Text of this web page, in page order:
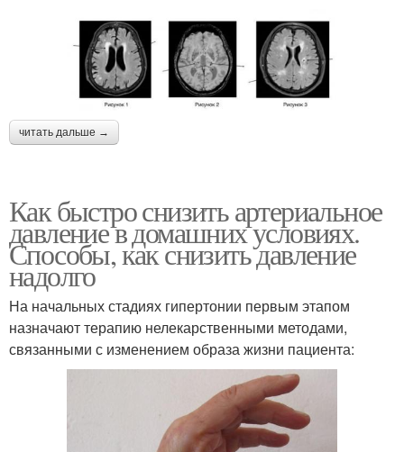
читать дальше →
Как быстро снизить артериальное
давление в домашних условиях.
Способы, как снизить давление
надолго
На начальных стадиях гипертонии первым этапом
назначают терапию нелекарственными методами,
связанными с изменением образа жизни пациента: